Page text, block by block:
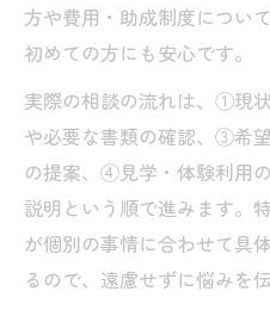
方や費用・助成制度につい
初めての方にも安心です。
実際の相談の流れは、①現
や必要な書類の確認、③希
の提案、④見学・体験利用
説明という順で進みます。
が個別の事情に合わせて具
るので、遠慮せずに悩みを